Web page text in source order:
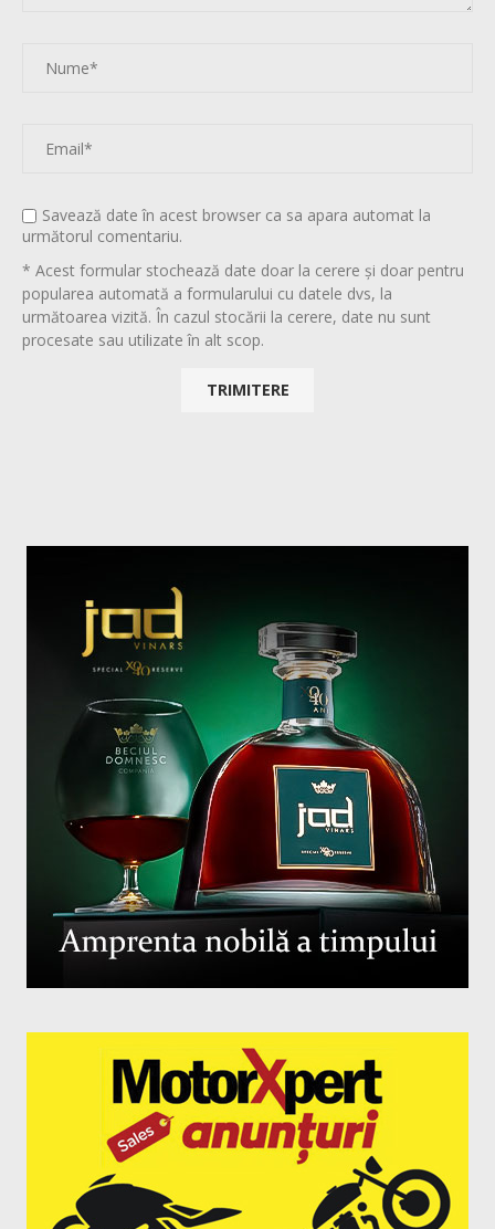
Savează date în acest browser ca sa apara automat la
următorul comentariu.
* Acest formular stochează date doar la cerere și doar pentru
popularea automată a formularului cu datele dvs, la
următoarea vizită. În cazul stocării la cerere, date nu sunt
procesate sau utilizate în alt scop.